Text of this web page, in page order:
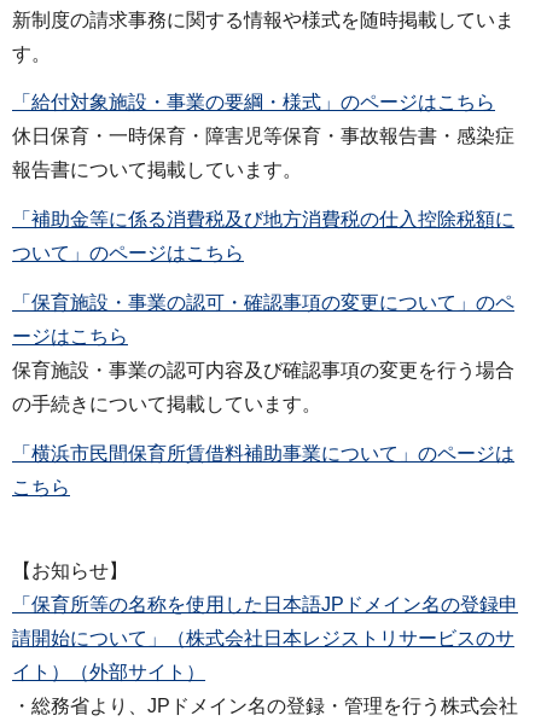
新制度の請求事務に関する情報や様式を随時掲載していま
す。
「給付対象施設・事業の要綱・様式」のページはこちら
休日保育・一時保育・障害児等保育・事故報告書・感染症
報告書について掲載しています。
「補助金等に係る消費税及び地方消費税の仕入控除税額に
ついて」のページはこちら
「保育施設・事業の認可・確認事項の変更について」のペ
ージはこちら
保育施設・事業の認可内容及び確認事項の変更を行う場合
の手続きについて掲載しています。
「横浜市民間保育所賃借料補助事業について」のページは
こちら
【お知らせ】
「保育所等の名称を使用した日本語JPドメイン名の登録申
請開始について」（株式会社日本レジストリサービスのサ
イト）（外部サイト）
・総務省より、JPドメイン名の登録・管理を行う株式会社